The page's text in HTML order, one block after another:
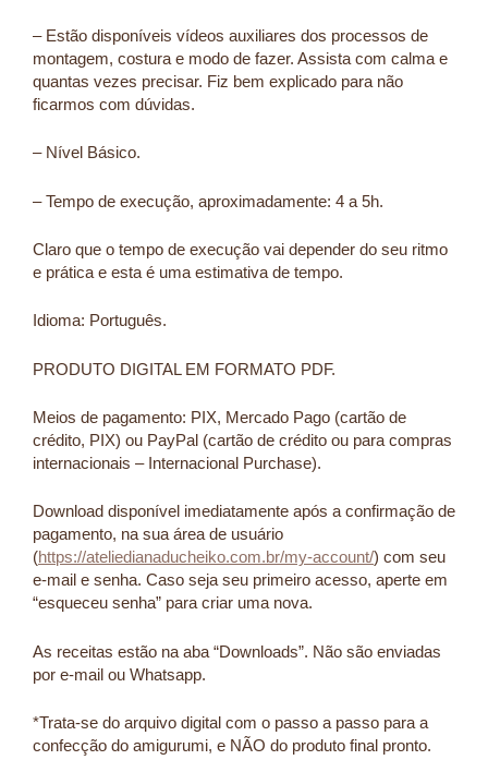
– Estão disponíveis vídeos auxiliares dos processos de
montagem, costura e modo de fazer. Assista com calma e
quantas vezes precisar. Fiz bem explicado para não
ficarmos com dúvidas.
– Nível Básico.
– Tempo de execução, aproximadamente: 4 a 5h.
Claro que o tempo de execução vai depender do seu ritmo
e prática e esta é uma estimativa de tempo.
Idioma: Português.
PRODUTO DIGITAL EM FORMATO PDF.
Meios de pagamento: PIX, Mercado Pago (cartão de
crédito, PIX) ou PayPal (cartão de crédito ou para compras
internacionais – Internacional Purchase).
Download disponível imediatamente após a confirmação de
pagamento, na sua área de usuário
(https://ateliedianaducheiko.com.br/my-account/) com seu
e-mail e senha. Caso seja seu primeiro acesso, aperte em
“esqueceu senha” para criar uma nova.
As receitas estão na aba “Downloads”. Não são enviadas
por e-mail ou Whatsapp.
*Trata-se do arquivo digital com o passo a passo para a
confecção do amigurumi, e NÃO do produto final pronto.